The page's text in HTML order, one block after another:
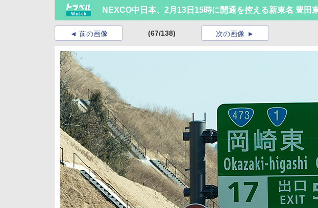
NEXCO中日本、2月13日15時に開通を控える新東名 豊田
前の画像 (67/138) 次の画像